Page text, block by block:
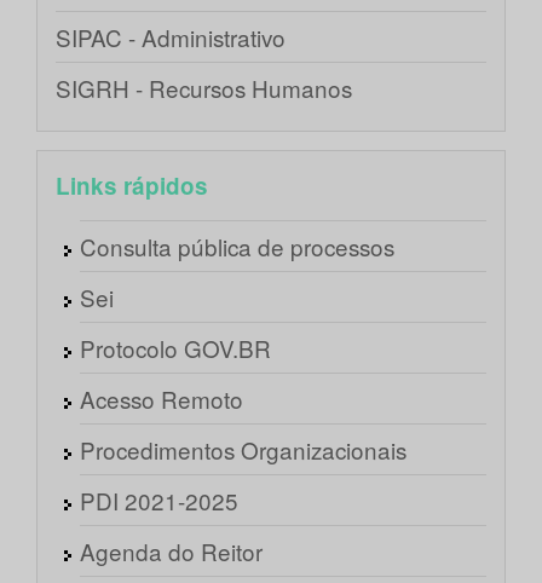
SIPAC - Administrativo
SIGRH - Recursos Humanos
Links rápidos
Consulta pública de processos
Sei
Protocolo GOV.BR
Acesso Remoto
Procedimentos Organizacionais
PDI 2021-2025
Agenda do Reitor